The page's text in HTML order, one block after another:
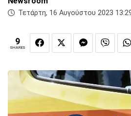
Τετάρτη, 16 Αυγούστου 2023
9
SHARES